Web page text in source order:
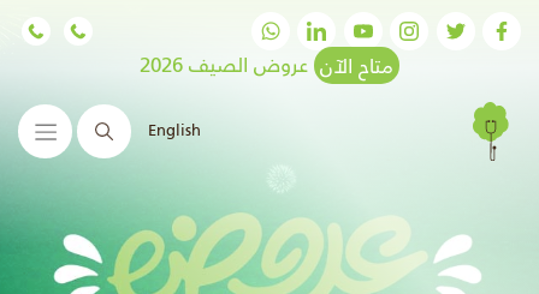
متاح الآن عروض الصيف 2026
English البحث